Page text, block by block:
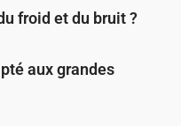
froid et du bruit ?
aux grandes